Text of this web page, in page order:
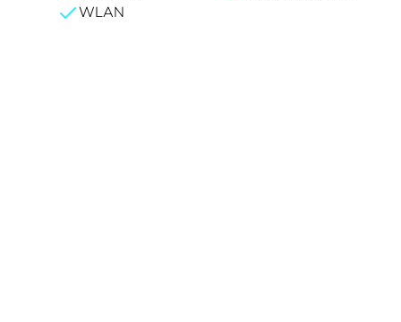
WLAN